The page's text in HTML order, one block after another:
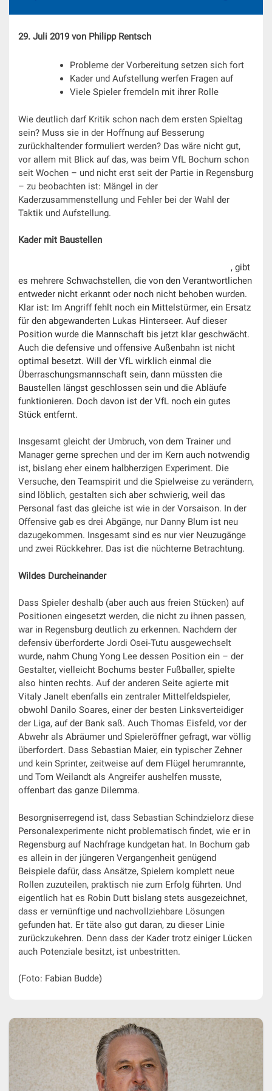
29. Juli 2019 von Philipp Rentsch
Probleme der Vorbereitung setzen sich fort
Kader und Aufstellung werfen Fragen auf
Viele Spieler fremdeln mit ihrer Rolle
Wie deutlich darf Kritik schon nach dem ersten Spieltag
sein? Muss sie in der Hoffnung auf Besserung
zurückhaltender formuliert werden? Das wäre nicht gut,
vor allem mit Blick auf das, was beim VfL Bochum schon
seit Wochen – und nicht erst seit der Partie in Regensburg
– zu beobachten ist: Mängel in der
Kaderzusammenstellung und Fehler bei der Wahl der
Taktik und Aufstellung.
Kader mit Baustellen
, gibt
es mehrere Schwachstellen, die von den Verantwortlichen
entweder nicht erkannt oder noch nicht behoben wurden.
Klar ist: Im Angriff fehlt noch ein Mittelstürmer, ein Ersatz
für den abgewanderten Lukas Hinterseer. Auf dieser
Position wurde die Mannschaft bis jetzt klar geschwächt.
Auch die defensive und offensive Außenbahn ist nicht
optimal besetzt. Will der VfL wirklich einmal die
Überraschungsmannschaft sein, dann müssten die
Baustellen längst geschlossen sein und die Abläufe
funktionieren. Doch davon ist der VfL noch ein gutes
Stück entfernt.
Insgesamt gleicht der Umbruch, von dem Trainer und
Manager gerne sprechen und der im Kern auch notwendig
ist, bislang eher einem halbherzigen Experiment. Die
Versuche, den Teamspirit und die Spielweise zu verändern,
sind löblich, gestalten sich aber schwierig, weil das
Personal fast das gleiche ist wie in der Vorsaison. In der
Offensive gab es drei Abgänge, nur Danny Blum ist neu
dazugekommen. Insgesamt sind es nur vier Neuzugänge
und zwei Rückkehrer. Das ist die nüchterne Betrachtung.
Wildes Durcheinander
Dass Spieler deshalb (aber auch aus freien Stücken) auf
Positionen eingesetzt werden, die nicht zu ihnen passen,
war in Regensburg deutlich zu erkennen. Nachdem der
defensiv überforderte Jordi Osei-Tutu ausgewechselt
wurde, nahm Chung Yong Lee dessen Position ein – der
Gestalter, vielleicht Bochums bester Fußballer, spielte
also hinten rechts. Auf der anderen Seite agierte mit
Vitaly Janelt ebenfalls ein zentraler Mittelfeldspieler,
obwohl Danilo Soares, einer der besten Linksverteidiger
der Liga, auf der Bank saß. Auch Thomas Eisfeld, vor der
Abwehr als Abräumer und Spieleröffner gefragt, war völlig
überfordert. Dass Sebastian Maier, ein typischer Zehner
und kein Sprinter, zeitweise auf dem Flügel herumrannte,
und Tom Weilandt als Angreifer aushelfen musste,
offenbart das ganze Dilemma.
Besorgniserregend ist, dass Sebastian Schindzielorz diese
Personalexperimente nicht problematisch findet, wie er in
Regensburg auf Nachfrage kundgetan hat. In Bochum gab
es allein in der jüngeren Vergangenheit genügend
Beispiele dafür, dass Ansätze, Spielern komplett neue
Rollen zuzuteilen, praktisch nie zum Erfolg führten. Und
eigentlich hat es Robin Dutt bislang stets ausgezeichnet,
dass er vernünftige und nachvollziehbare Lösungen
gefunden hat. Er täte also gut daran, zu dieser Linie
zurückzukehren. Denn dass der Kader trotz einiger Lücken
auch Potenziale besitzt, ist unbestritten.
(Foto: Fabian Budde)